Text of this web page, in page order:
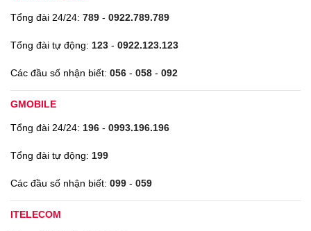
Tổng đài 24/24: 789 - 0922.789.789
Tổng đài tự động: 123 - 0922.123.123
Các đầu số nhận biết: 056 - 058 - 092
GMOBILE
Tổng đài 24/24: 196 - 0993.196.196
Tổng đài tự động: 199
Các đầu số nhận biết: 099 - 059
ITELECOM